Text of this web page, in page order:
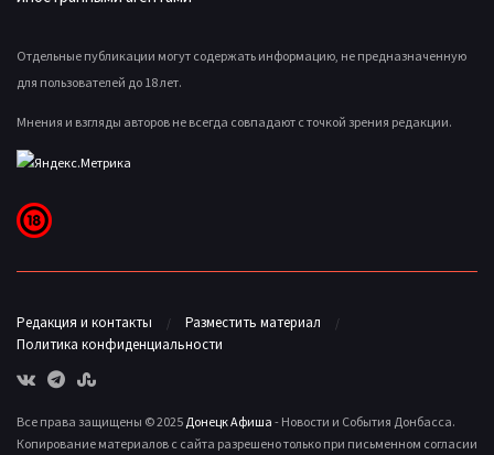
Отдельные публикации могут содержать информацию, не предназначенную
для пользователей до 18 лет.
Мнения и взгляды авторов не всегда совпадают с точкой зрения редакции.
Редакция и контакты
Разместить материал
Политика конфиденциальности
Все права защищены © 2025 Донецк Афиша - Новости и События Донбасса.
Копирование материалов с сайта разрешено только при письменном согласии